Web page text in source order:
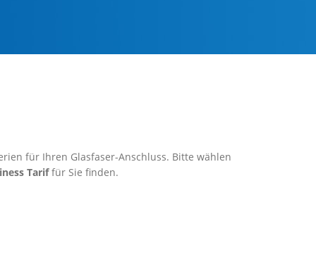
für Ihren Glasfaser-Anschluss. Bitte wählen
Tariffür Sie finden.